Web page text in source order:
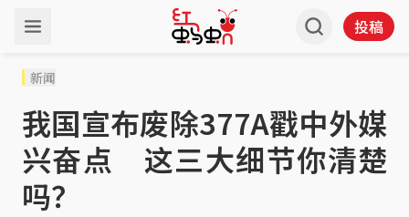
投稿
新闻
我国宣布废除377A戳中外媒
兴奋点 这三大细节你清楚
吗？